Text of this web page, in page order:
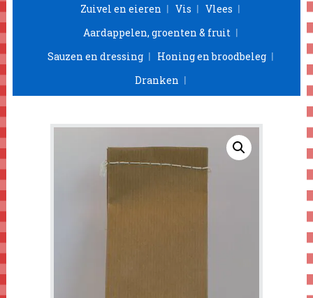
Zuivel en eieren
Vis
Vlees
Aardappelen, groenten & fruit
Sauzen en dressing
Honing en broodbeleg
Dranken